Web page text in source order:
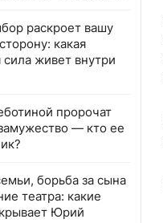
раскроет вашу
какая
сила живет внутри
пророчат
— кто ее
борьба за сына
театра: какие
Юрий